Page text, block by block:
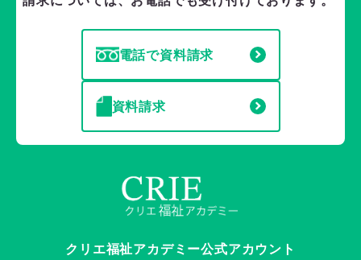
電話で資料請求
資料請求
クリエ福祉アカデミー公式アカウント